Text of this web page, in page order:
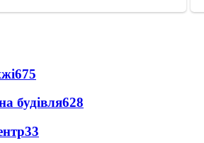
675
будівля628
33